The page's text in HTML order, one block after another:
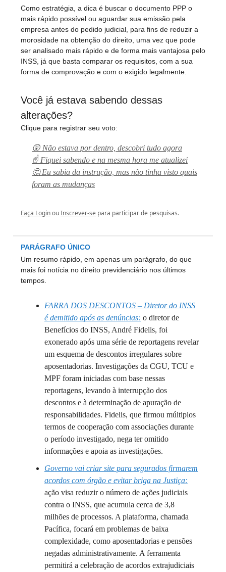
Como estratégia, a dica é buscar o documento PPP o
mais rápido possível ou aguardar sua emissão pela
empresa antes do pedido judicial, para fins de reduzir a
morosidade na obtenção do direito, uma vez que pode
ser analisado mais rápido e de forma mais vantajosa pelo
INSS, já que basta comparar os requisitos, com a sua
forma de comprovação e com o exigido legalmente.
Você já estava sabendo dessas
alterações?
Clique para registrar seu voto:
😲 Não estava por dentro, descobri tudo agora
☝️ Fiquei sabendo e na mesma hora me atualizei
🤔 Eu sabia da instrução, mas não tinha visto quais
foram as mudanças
Faça LoginouInscrever-se para participar de pesquisas.
PARÁGRAFO ÚNICO
Um resumo rápido, em apenas um parágrafo, do que
mais foi notícia no direito previdenciário nos últimos
tempos.
FARRA DOS DESCONTOS – Diretor do INSS
é demitido após as denúncias: o diretor de
Benefícios do INSS, André Fidelis, foi
exonerado após uma série de reportagens revelar
um esquema de descontos irregulares sobre
aposentadorias. Investigações da CGU, TCU e
MPF foram iniciadas com base nessas
reportagens, levando à interrupção dos
descontos e à determinação de apuração de
responsabilidades. Fidelis, que firmou múltiplos
termos de cooperação com associações durante
o período investigado, nega ter omitido
informações e apoia as investigações.
Governo vai criar site para segurados firmarem
acordos com órgão e evitar briga na Justiça:
ação visa reduzir o número de ações judiciais
contra o INSS, que acumula cerca de 3,8
milhões de processos. A plataforma, chamada
Pacífica, focará em problemas de baixa
complexidade, como aposentadorias e pensões
negadas administrativamente. A ferramenta
permitirá a celebração de acordos extrajudiciais